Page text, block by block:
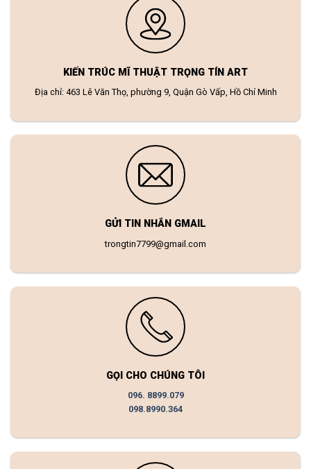
KIẾN TRÚC MĨ THUẬT TRỌNG TÍN ART
Địa chỉ: 463 Lê Văn Thọ, phường 9, Quận Gò Vấp, Hồ Chí Minh
GỬI TIN NHẮN GMAIL
trongtin7799@gmail.com
GỌI CHO CHÚNG TÔI
096. 8899.079
098.8990.364